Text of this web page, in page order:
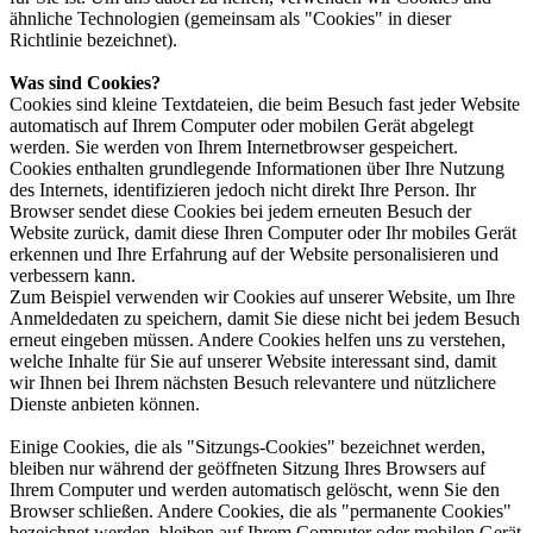
ähnliche Technologien (gemeinsam als "Cookies" in dieser
Richtlinie bezeichnet).
Was sind Cookies?
Cookies sind kleine Textdateien, die beim Besuch fast jeder Website
automatisch auf Ihrem Computer oder mobilen Gerät abgelegt
werden. Sie werden von Ihrem Internetbrowser gespeichert.
Cookies enthalten grundlegende Informationen über Ihre Nutzung
des Internets, identifizieren jedoch nicht direkt Ihre Person. Ihr
Browser sendet diese Cookies bei jedem erneuten Besuch der
Website zurück, damit diese Ihren Computer oder Ihr mobiles Gerät
erkennen und Ihre Erfahrung auf der Website personalisieren und
verbessern kann.
Zum Beispiel verwenden wir Cookies auf unserer Website, um Ihre
Anmeldedaten zu speichern, damit Sie diese nicht bei jedem Besuch
erneut eingeben müssen. Andere Cookies helfen uns zu verstehen,
welche Inhalte für Sie auf unserer Website interessant sind, damit
wir Ihnen bei Ihrem nächsten Besuch relevantere und nützlichere
Dienste anbieten können.
Einige Cookies, die als "Sitzungs-Cookies" bezeichnet werden,
bleiben nur während der geöffneten Sitzung Ihres Browsers auf
Ihrem Computer und werden automatisch gelöscht, wenn Sie den
Browser schließen. Andere Cookies, die als "permanente Cookies"